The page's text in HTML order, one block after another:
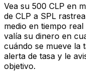
Vea su 500 CLP en
de CLP a SPL
medio en tiempo
valía su dinero en
cuándo se mueve la
alerta de tasa y le
objetivo.